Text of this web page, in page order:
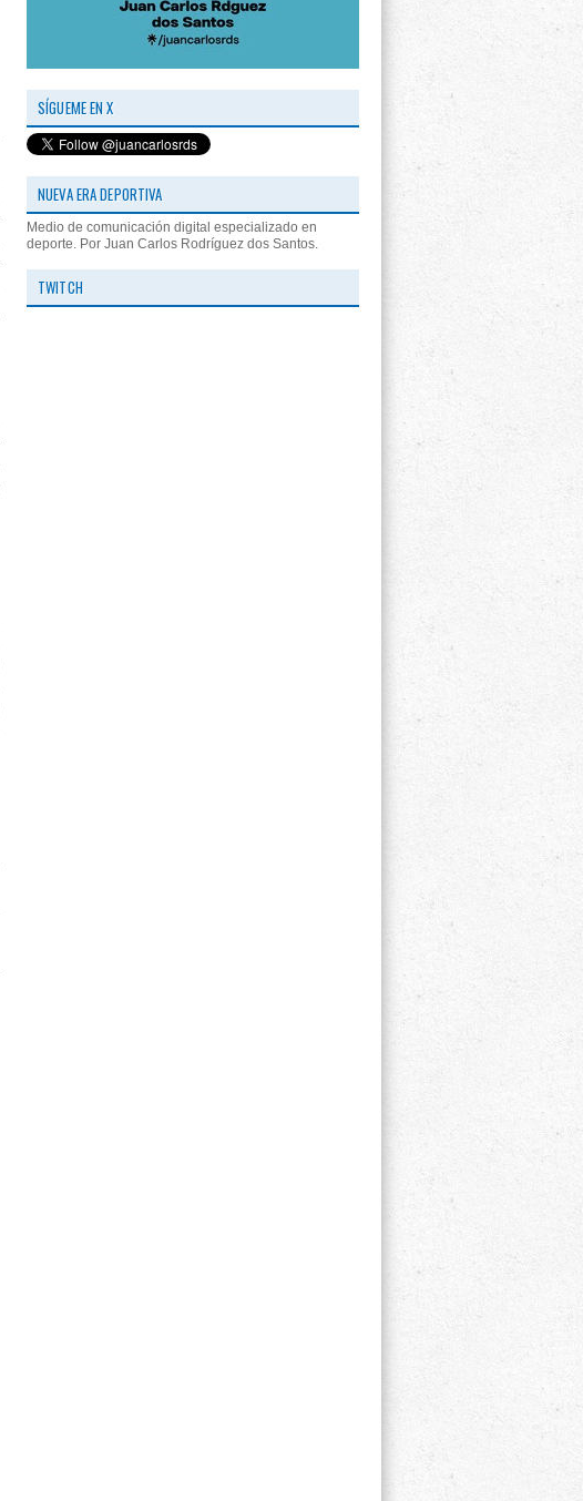
SÍGUEME EN X
NUEVA ERA DEPORTIVA
Medio de comunicación digital especializado en
deporte. Por Juan Carlos Rodríguez dos Santos.
TWITCH